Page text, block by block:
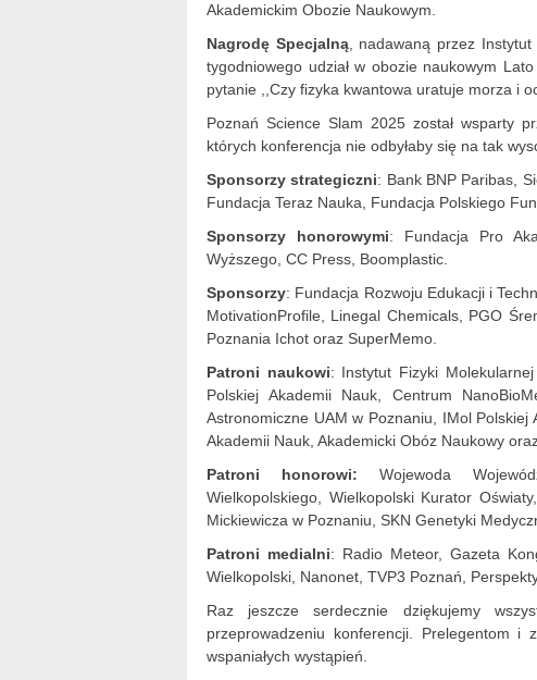
Akademickim Obozie Naukowym.
Nagrodę Specjalną, nadawaną przez
tygodniowego udział w obozie naukowym
pytanie ,,Czy fizyka kwantowa uratuje morza i
Poznań Science Slam 2025 został wsparty
których konferencja nie odbyłaby się na tak
Sponsorzy strategiczni: Bank BNP Paribas,
Fundacja Teraz Nauka, Fundacja Polskiego
Sponsorzy honorowymi: Fundacja Pro
Wyższego, CC Press, Boomplastic.
Sponsorzy: Fundacja Rozwoju Edukacji i
MotivationProfile, Linegal Chemicals, PGO
Poznania Ichot oraz SuperMemo.
Patroni naukowi: Instytut Fizyki
Polskiej Akademii Nauk, Centrum
Astronomiczne UAM w Poznaniu, IMol
Akademii Nauk, Akademicki Obóz Naukowy
Patroni honorowi: Wojewoda
Wielkopolskiego, Wielkopolski Kurator
Mickiewicza w Poznaniu, SKN Genetyki
Patroni medialni: Radio Meteor, Gazeta
Wielkopolski, Nanonet, TVP3 Poznań,
Raz jeszcze serdecznie dziękujemy
przeprowadzeniu konferencji. Prelegentom i
wspaniałych wystąpień.